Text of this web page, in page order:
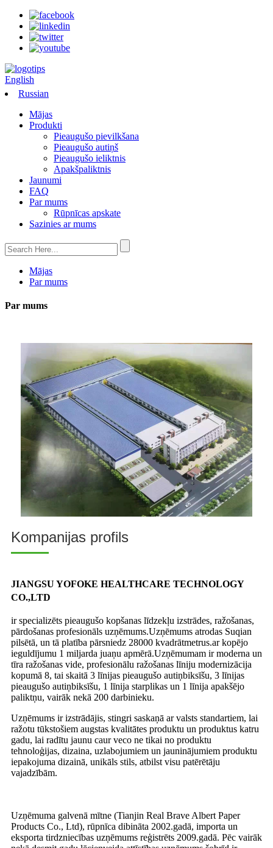
English
Russian
Mājas
Produkti
Pieaugušo pievilkšana
Pieaugušo autiņš
Pieaugušo ieliktnis
Apakšpaliktnis
Jaunumi
FAQ
Par mums
Rūpnīcas apskate
Sazinies ar mums
Mājas
Par mums
Par mums
Kompanijas profils
JIANGSU YOFOKE HEALTHCARE TECHNOLOGY
CO.,LTD
ir specializēts pieaugušo kopšanas līdzekļu izstrādes, ražošanas,
pārdošanas profesionāls uzņēmums.Uzņēmums atrodas Suqian
pilsētā, un tā platība pārsniedz 28000 kvadrātmetrus.ar kopējo
ieguldījumu 1 miljarda juaņu apmērā.Uzņēmumam ir moderna un
tīra ražošanas vide, profesionālu ražošanas līniju modernizācija
kopumā 8, tai skaitā 3 līnijas pieaugušo autiņbiksīšu, 3 līnijas
pieaugušo autiņbiksīšu, 1 līnija starplikas un 1 līnija apakšējo
paliktņu, vairāk nekā 200 darbinieku.
Uzņēmums ir izstrādājis, stingri saskaņā ar valsts standartiem, lai
ražotu tūkstošiem augstas kvalitātes produktu un produktus katru
gadu, lai radītu jaunu caur veco ne tikai no produktu
tehnoloģijas, dizaina, uzlabojumiem un jauninājumiem produktu
iepakojuma dizainā, unikāls stils, atbilst visu patērētāju
vajadzībām.
Uzņēmuma galvenā mītne (Tianjin Real Brave Albert Paper
Products Co., Ltd), rūpnīca dibināta 2002.gadā, importa un
eksporta tirdzniecības uzņēmums reģistrēts 2009.gadā. Pēc vairāk